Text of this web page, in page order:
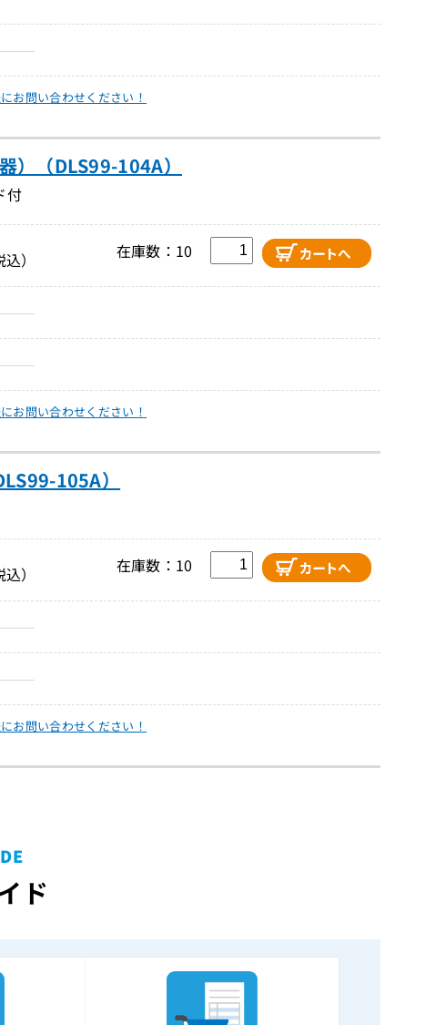
お問い合わせください！
（DLS99-104A）
付
込） 在庫数：10
お問い合わせください！
105A）
込） 在庫数：10
お問い合わせください！
ド